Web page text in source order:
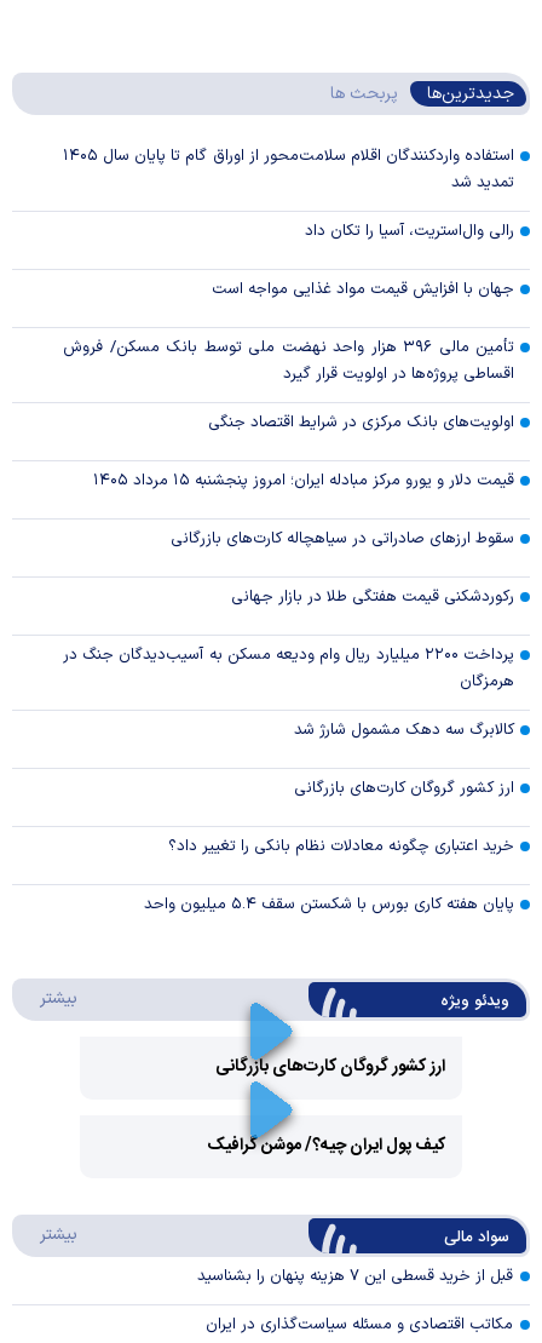
جدیدترین‌ها پربحث ها
استفاده واردکنندگان اقلام سلامت‌محور از اوراق گام تا پایان سال ۱۴۰۵
تمدید شد
رالی وال‌استریت، آسیا را تکان داد
جهان با افزایش قیمت مواد غذایی مواجه است
تأمین مالی ۳۹۶ هزار واحد نهضت ملی توسط بانک مسکن/ فروش
اقساطی پروژه‌ها در اولویت قرار گیرد
اولویت‌های بانک مرکزی در شرایط اقتصاد جنگی
قیمت دلار و یورو مرکز مبادله ایران؛ امروز پنجشنبه ۱۵ مرداد ۱۴۰۵
سقوط ارزهای صادراتی در سیاهچاله کارت‌های بازرگانی
رکوردشکنی قیمت هفتگی طلا در بازار‌ جهانی
پرداخت ۲۲۰۰ میلیارد ریال وام ودیعه مسکن به آسیب‌دیدگان جنگ در
هرمزگان
کالابرگ سه دهک مشمول شارژ شد
ارز کشور گروگان کارت‌های بازرگانی
خرید اعتباری چگونه معادلات نظام بانکی را تغییر داد؟
پایان هفته کاری بورس با شکستن سقف ۵.۴ میلیون واحد
ویدئو ویژه بیشتر
ارز کشور گروگان کارت‌های بازرگانی
Video
کیف پول ایران چیه؟/ موشن گرافیک
سواد مالی بیشتر
قبل از خرید قسطی این ۷ هزینه پنهان را بشناسید
مکاتب اقتصادی و مسئله سیاست‌گذاری در ایران